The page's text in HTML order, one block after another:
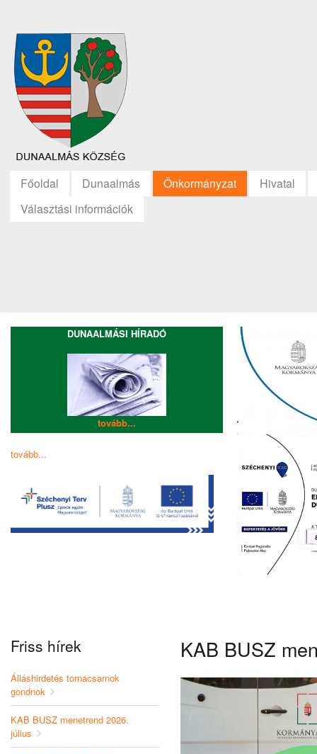
Főoldal Dunaalmás Önkormányzat
Hivatal
Választási információk
DUNAALMÁSI HÍRADÓ
tovább...
tovább...
Friss hírek
Álláshirdetés tornacsarnok
gondnok
KAB BUSZ menetrend 2026.
július
KAB BUSZ